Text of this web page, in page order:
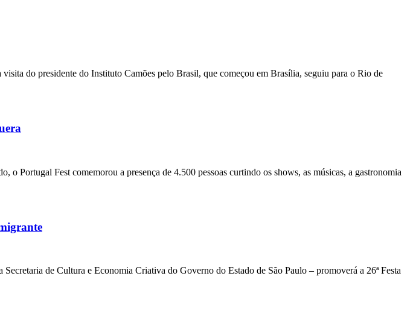
do presidente do Instituto Camões pelo Brasil, que começou em Brasília, seguiu para o Rio de
Portugal Fest comemorou a presença de 4.500 pessoas curtindo os shows, as músicas, a gastronomia
de Cultura e Economia Criativa do Governo do Estado de São Paulo – promoverá a 26ª Festa